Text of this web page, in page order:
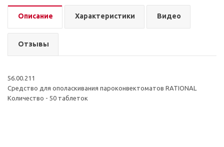
Описание Характеристики Видео
Отзывы
56.00.211
Средство для ополаскивания пароконвектоматов RATIONAL
Количество - 50 таблеток